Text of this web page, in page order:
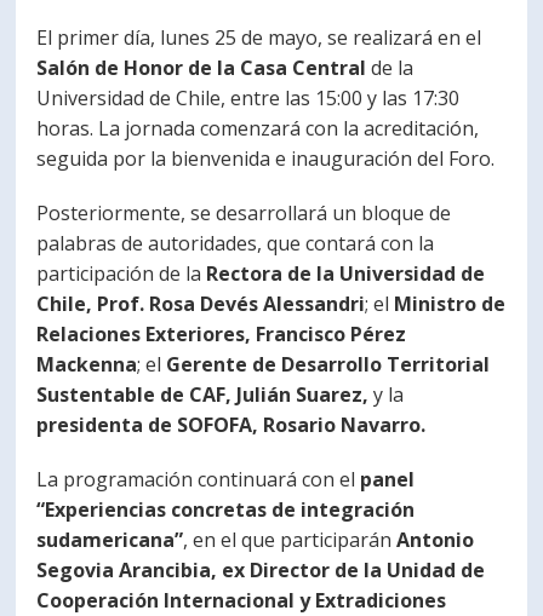
El primer día, lunes 25 de mayo, se realizará en el
Salón de Honor de la Casa Centralde la
Universidad de Chile, entre las 15:00 y las 17:30
horas. La jornada comenzará con la acreditación,
seguida por la bienvenida e inauguración del Foro.
Posteriormente, se desarrollará un bloque de
palabras de autoridades, que contará con la
participación de la Rectora de la Universidad de
Chile, Prof. Rosa Devés Alessandri; el Ministro de
Relaciones Exteriores, Francisco Pérez
Mackenna; el Gerente de Desarrollo Territorial
Sustentable de CAF, Julián Suarez,y la
presidenta de SOFOFA, Rosario Navarro.
La programación continuará con el panel
“Experiencias concretas de integración
sudamericana”, en el que participaránAntonio
Segovia Arancibia, ex Director de la Unidad de
Cooperación Internacional y Extradiciones